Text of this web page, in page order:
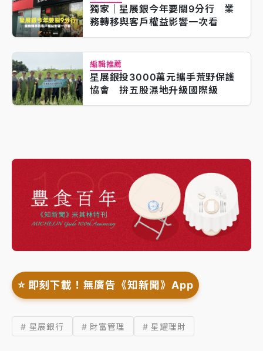
獨家｜星展銀今年要關9分行 業
務轉移與客戶權益影響一次看
編輯推薦
星展銀投3000萬元攜手荒野保護
協會 拚五股濕地升級國際級
⭐️ 即刻下載！無廣告《知新聞》App
# 星展銀行 # 財富管理 # 星耀理財